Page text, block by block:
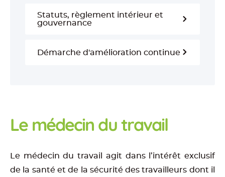
Statuts, règlement intérieur et
gouvernance
Démarche d'amélioration continue
Le médecin du travail
Le médecin du travail agit dans l’intérêt exclusif
de la santé et de la sécurité des travailleurs dont il